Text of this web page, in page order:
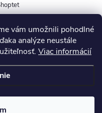
vám umožnili pohodlné
analýze neustále
Viac informácií
Platí pri
kg.